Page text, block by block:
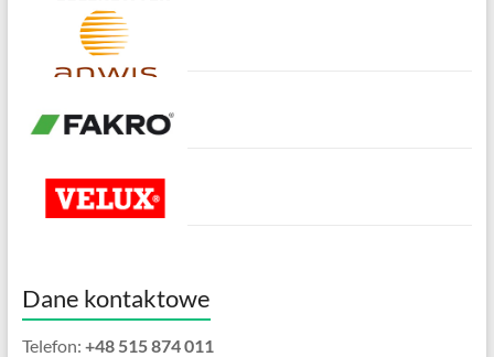
Dane kontaktowe
Telefon: +48 515 874 011